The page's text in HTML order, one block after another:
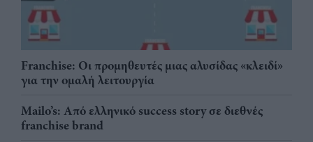
Franchise: Οι προμηθευτές μιας αλυσίδας «κλειδί»
για την ομαλή λειτουργία
Mailo’s: Από ελληνικό success story σε διεθνές
franchise brand